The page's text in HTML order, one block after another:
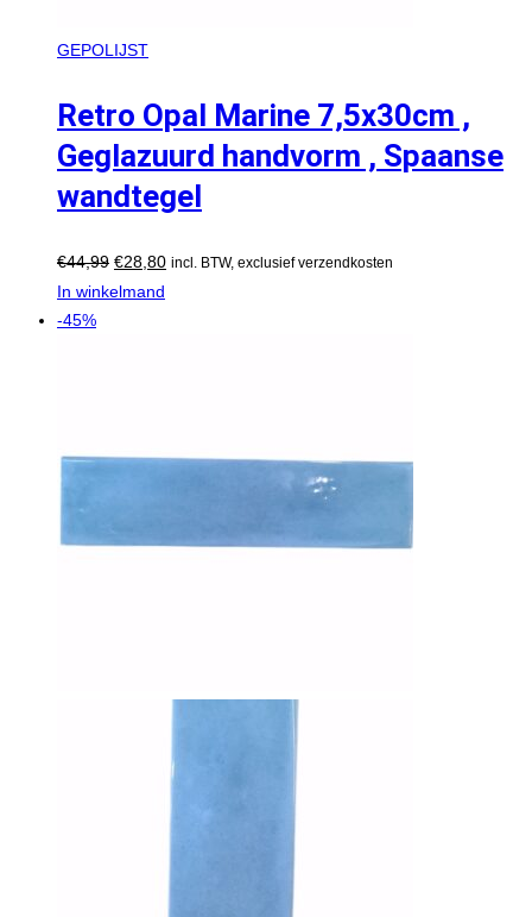
GEPOLIJST
Retro Opal Marine 7,5x30cm ,
Geglazuurd handvorm , Spaanse
wandtegel
€44,99 €28,80 incl. BTW, exclusief verzendkosten
In winkelmand
-45%